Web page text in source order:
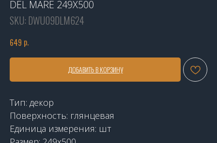
DEL MARE 249X500
SKU: DWU09DLM624
649 р.
ДОБАВИТЬ В КОРЗИНУ
Тип: декор
Поверхность: глянцевая
Единица измерения: шт